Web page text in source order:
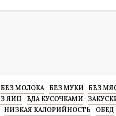
БЕЗ МОЛОКА БЕЗ МУКИ
БЕЗ
ЯИЦ ЕДА КУСОЧКАМИ
НИЗКАЯ КАЛОРИЙНОСТЬ
ОБЕД